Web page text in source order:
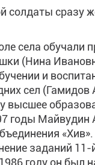
солдаты сразу
села
(Нина
и
сел
высшее
годы Майвудин
заданий 11-
году он был